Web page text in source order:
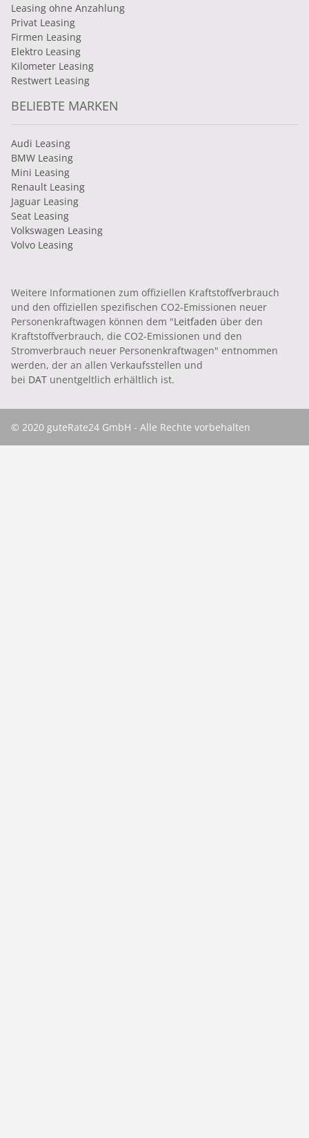
Leasing ohne Anzahlung
Privat Leasing
Firmen Leasing
Elektro Leasing
Kilometer Leasing
Restwert Leasing
BELIEBTE MARKEN
Audi Leasing
BMW Leasing
Mini Leasing
Renault Leasing
Jaguar Leasing
Seat Leasing
Volkswagen Leasing
Volvo Leasing
Weitere Informationen zum offiziellen Kraftstoffverbrauch
und den offiziellen spezifischen CO2-Emissionen neuer
Personenkraftwagen können dem "Leitfaden über den
Kraftstoffverbrauch, die CO2-Emissionen und den
Stromverbrauch neuer Personenkraftwagen" entnommen
werden, der an allen Verkaufsstellen und
bei DAT unentgeltlich erhältlich ist.
© 2020 guteRate24 GmbH - Alle Rechte vorbehalten